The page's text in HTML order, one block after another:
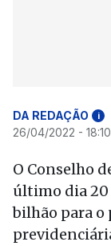
DA REDAÇÃO i
26/04/2022 - 18:10
O Conselho
último dia 20
bilhão para o